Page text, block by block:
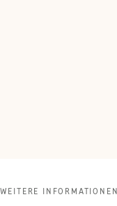
WEITERE INFORMATIONEN